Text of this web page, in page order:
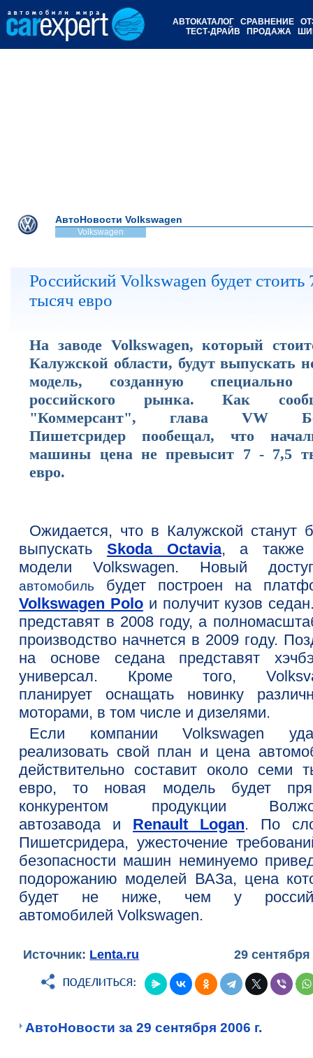
АВТОКАТАЛОГ СРАВНЕНИЕ
ТЕСТ-ДРАЙВ
ПРОДАЖА
АвтоНовости Volkswagen
Volkswagen
Российский Volkswagen будет стоить
тысяч евро
На заводе Volkswagen, который
Калужской области, будут выпускать
модель, созданную специально
российского рынка. Как
"Коммерсант", глава VW
Пишетсридер пообещал, что
машины цена не превысит 7 - 7,5
евро.
Ожидается, что в Калужской станут
выпускать Skoda Octavia, а также
модели Volkswagen. Новый
автомобиль
будет построен на
Volkswagen Polo и получит кузов
представят в 2008 году, а
производство начнется в 2009 году.
на основе седана представят
универсал. Кроме того,
планирует оснащать новинку
моторами, в том числе и дизелями.
Если компании Volkswagen
реализовать свой план и цена
действительно составит около семи
евро, то новая модель будет
конкурентом продукции
автозавода и Renault Logan. По
Пишетсридера, ужесточение
безопасности машин неминуемо
подорожанию моделей ВАЗа, цена
будет не ниже, чем у
автомобилей Volkswagen.
Источник: Lenta.ru 29 сентября
АвтоНовости за 29 сентября 2006 г.